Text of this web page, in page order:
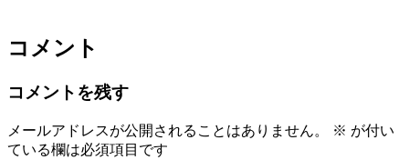
コメント
コメントを残す
メールアドレスが公開されることはありません。 ※ が付い
ている欄は必須項目です